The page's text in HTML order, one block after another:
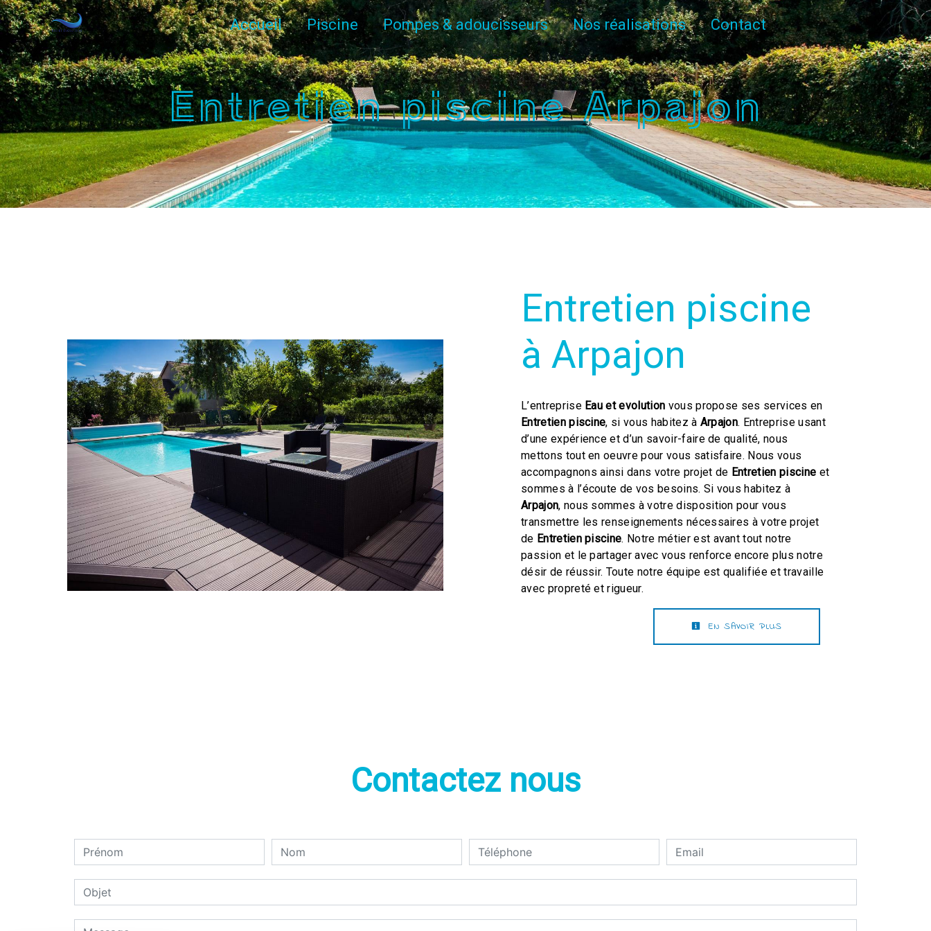
Panneau de gestion des cookies
Accueil Piscine Pompes & adoucisseurs Nos réalisations Contact
Entretien piscine Arpajon
Entretien piscine
à Arpajon
L’entreprise Eau et evolution vous propose ses services en
Entretien piscine, si vous habitez à Arpajon. Entreprise usant
d’une expérience et d’un savoir-faire de qualité, nous
mettons tout en oeuvre pour vous satisfaire. Nous vous
accompagnons ainsi dans votre projet de Entretien piscine et
sommes à l’écoute de vos besoins. Si vous habitez à
Arpajon, nous sommes à votre disposition pour vous
transmettre les renseignements nécessaires à votre projet
de Entretien piscine. Notre métier est avant tout notre
passion et le partager avec vous renforce encore plus notre
désir de réussir. Toute notre équipe est qualifiée et travaille
avec propreté et rigueur.
EN SAVOIR PLUS
Contactez nous